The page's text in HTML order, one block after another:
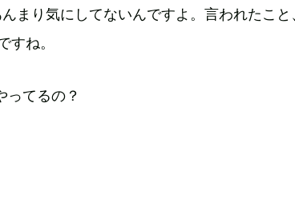
んまり気にしてないんですよ。言われたこと
すね。
てるの？